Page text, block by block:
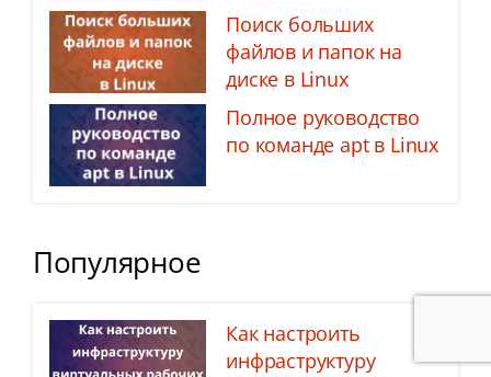
Поиск больших
файлов и папок на
диске в Linux
Полное руководство
по команде apt в Linux
Популярное
Как настроить
инфраструктуру